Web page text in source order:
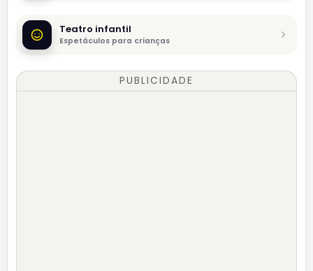
Teatro infantil
Espetáculos para crianças
PUBLICIDADE